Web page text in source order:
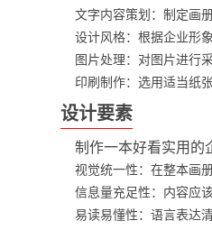
文字内容策划：制定画
设计风格：根据企业形
图片处理：对图片进行
印刷制作：选用适当纸
设计要素
制作一本好看实用的
视觉统一性：在整本画
信息量充足性：内容应
易读易懂性：语言表达